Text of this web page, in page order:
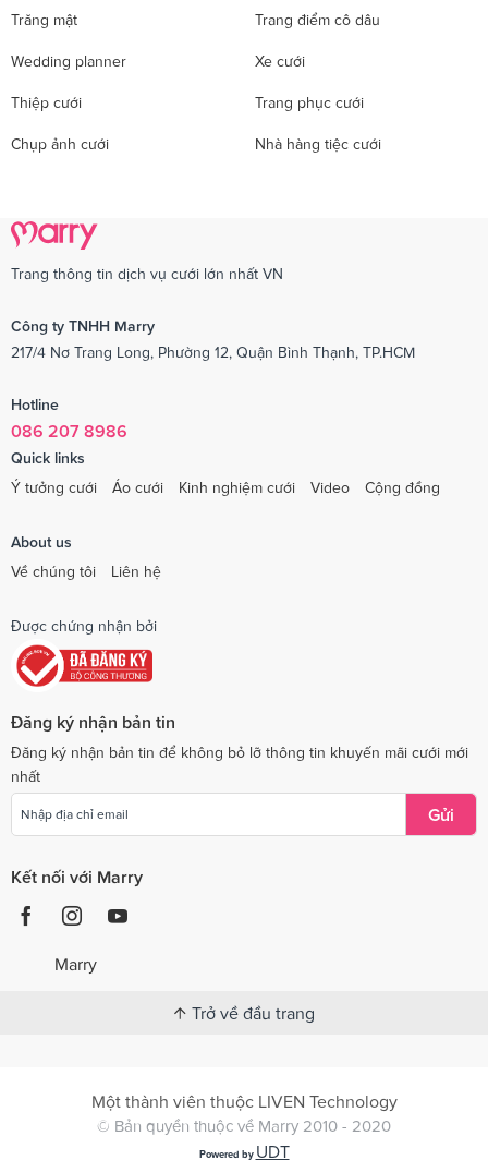
Trăng mật Trang điểm cô dâu
Wedding planner Xe cưới
Thiệp cưới Trang phục cưới
Chụp ảnh cưới Nhà hàng tiệc cưới
Trang thông tin dịch vụ cưới lớn nhất VN
Công ty TNHH Marry
217/4 Nơ Trang Long, Phường 12, Quận Bình Thạnh, TP.HCM
Hotline
086 207 8986
Quick links
Ý tưởng cưới
Áo cưới Kinh nghiệm cưới Video Cộng đồng
About us
Về chúng tôi
Liên hệ
Được chứng nhận bởi
Đăng ký nhận bản tin
Đăng ký nhận bản tin để không bỏ lỡ thông tin khuyến mãi cưới mới
nhất
Gửi
Kết nối với Marry
Marry
Trở về đầu trang
Một thành viên thuộc LIVEN Technology
© Bản quyền thuộc về Marry 2010 - 2020
Powered by UDT